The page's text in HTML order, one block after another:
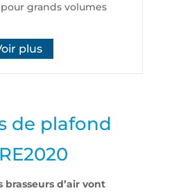
pour grands volumes
plus
de plafond
brasseurs d’air vont